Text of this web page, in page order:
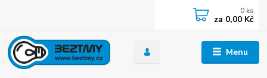
Menu
0 ks
za 0,00 Kč